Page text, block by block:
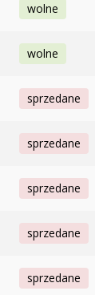
wolne
wolne
sprzedane
sprzedane
sprzedane
sprzedane
sprzedane